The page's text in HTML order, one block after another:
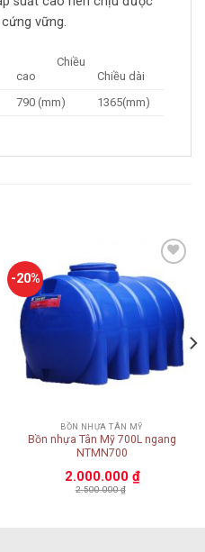
vững.
Chiều
cao
Chiều dài
790 (mm) 1365(mm)
-20%
Add to
wishlist
BỒN NHỰA TÂN MỸ
Bồn nhựa Tân Mỹ 700L ngang
NTMN700
2.000.000 ₫
2.500.000₫